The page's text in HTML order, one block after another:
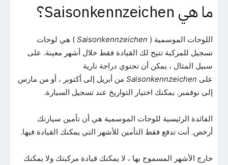
ما هي Saisonkennzeichen؟
اللوحات الموسمية ( Saisonkennzeichen ) هي لوحات
تسجيل للمركبة تتيح لك القيادة فقط خلال أشهر معينة. على
سبيل المثال ، يمكن أن تحتوي دراجة نارية
على Saisonkennzeichen من أبريل إلى أكتوبر ، أو من مارس
إلى نوفمبر. يمكنك اختيار التواريخ عند تسجيل السيارة.
الفائدة الرئيسية للوحات الموسمية هي أن تأمين سيارتك
أرخص. أنت تدفع فقط التأمين للأشهر التي يمكنك القيادة فيها.
خارج الأشهر المسموح بها ، لا يمكنك قيادة مركبتك ولا يمكنك